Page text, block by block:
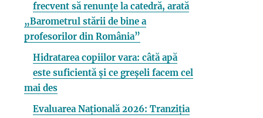
frecvent să renunțe la catedră, arată
„Barometrul stării de bine a
profesorilor din România”
Hidratarea copiilor vara: câtă apă
este suficientă și ce greșeli facem cel
mai des
Evaluarea Națională 2026: Tranziția